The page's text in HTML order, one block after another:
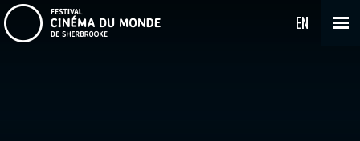
EN